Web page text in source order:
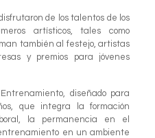
de los talentos de los
artísticos, tales como
también al festejo, artistas
y premios para jóvenes
diseñado para
que integra la formación
la permanencia en el
en un ambiente